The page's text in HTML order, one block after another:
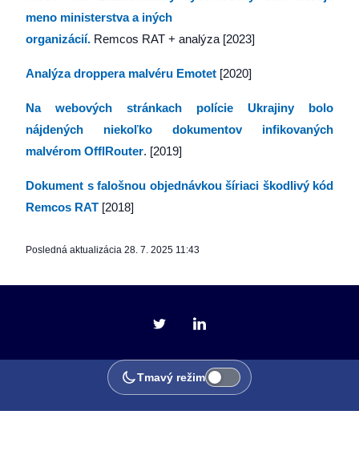
meno ministerstva a iných
organizácií. Remcos RAT + analýza [2023]
Analýza droppera malvéru Emotet [2020]
Na webových stránkach polície Ukrajiny bolo
nájdených niekoľko dokumentov infikovaných
malvérom OfflRouter. [2019]
Dokument s falošnou objednávkou šíriaci škodlivý kód
Remcos RAT [2018]
Posledná aktualizácia 28. 7. 2025 11:43
Tmavý režim